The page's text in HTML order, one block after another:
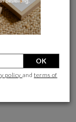
OK
policy andterms of